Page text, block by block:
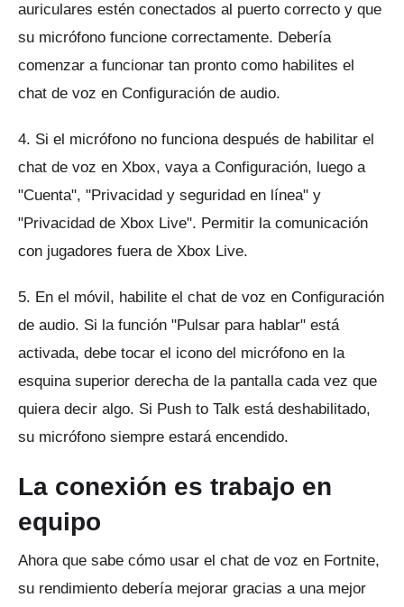
auriculares estén conectados al puerto correcto y que
su micrófono funcione correctamente. Debería
comenzar a funcionar tan pronto como habilites el
chat de voz en Configuración de audio.
4. Si el micrófono no funciona después de habilitar el
chat de voz en Xbox, vaya a Configuración, luego a
"Cuenta", "Privacidad y seguridad en línea" y
"Privacidad de Xbox Live". Permitir la comunicación
con jugadores fuera de Xbox Live.
5. En el móvil, habilite el chat de voz en Configuración
de audio. Si la función "Pulsar para hablar" está
activada, debe tocar el icono del micrófono en la
esquina superior derecha de la pantalla cada vez que
quiera decir algo. Si Push to Talk está deshabilitado,
su micrófono siempre estará encendido.
La conexión es trabajo en
equipo
Ahora que sabe cómo usar el chat de voz en Fortnite,
su rendimiento debería mejorar gracias a una mejor